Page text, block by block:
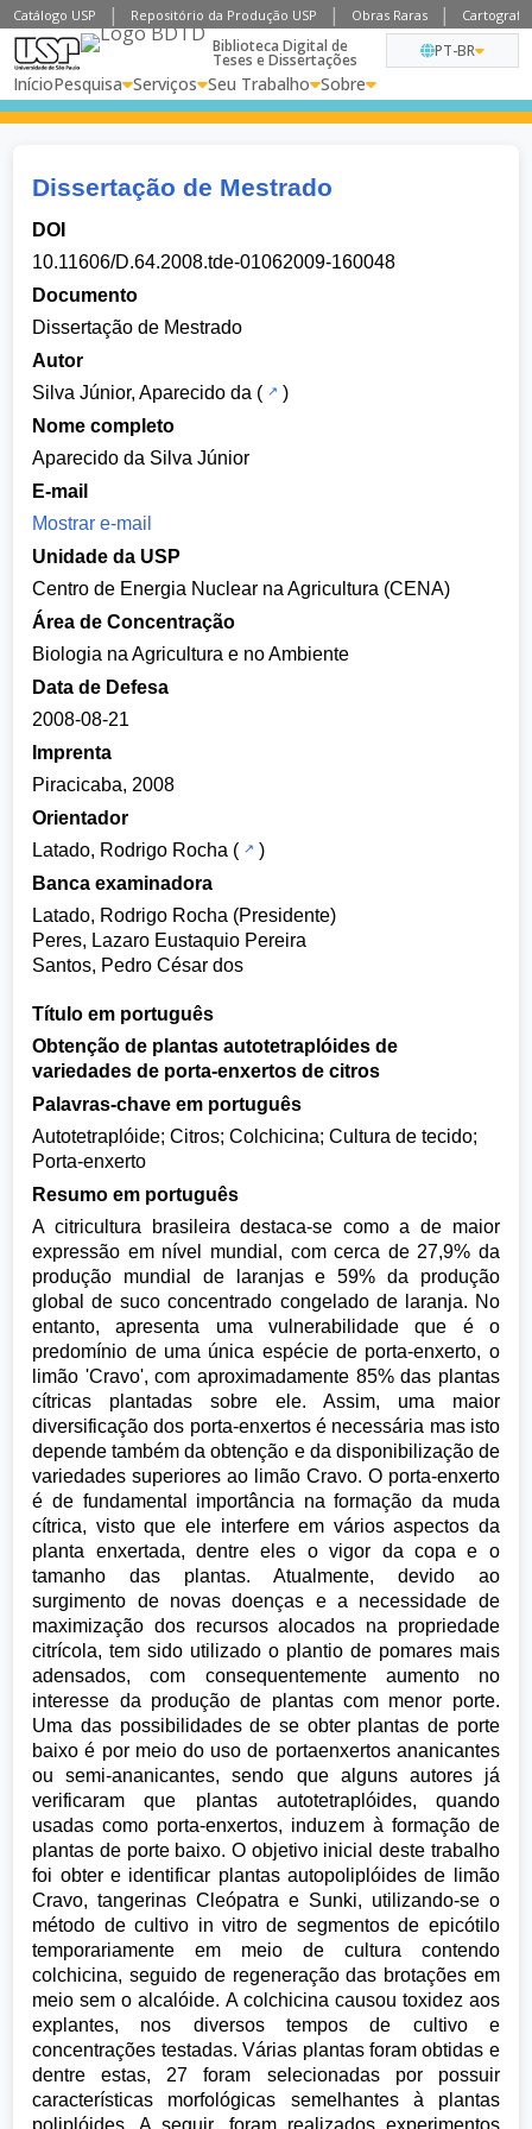
Catálogo USP Repositório da Produção USP Obras Raras
Biblioteca Digital de
Teses e Dissertações
InícioPesquisa Serviços Seu Trabalho Sobre
PT-BR
Dissertação de Mestrado
DOI
10.11606/D.64.2008.tde-01062009-160048
Documento
Dissertação de Mestrado
Autor
Silva Júnior, Aparecido da (
)
Nome completo
Aparecido da Silva Júnior
E-mail
Mostrar e-mail
Unidade da USP
Centro de Energia Nuclear na Agricultura (CENA)
Área de Concentração
Biologia na Agricultura e no Ambiente
Data de Defesa
2008-08-21
Imprenta
Piracicaba, 2008
Orientador
Latado, Rodrigo Rocha (
)
Banca examinadora
Latado, Rodrigo Rocha (Presidente)
Peres, Lazaro Eustaquio Pereira
Santos, Pedro César dos
Título em português
Obtenção de plantas autotetraplóides de
variedades de porta-enxertos de citros
Palavras-chave em português
Autotetraplóide; Citros; Colchicina; Cultura de tecido;
Porta-enxerto
Resumo em português
A citricultura brasileira destaca-se como a de maior
expressão em nível mundial, com cerca de 27,9% da
produção mundial de laranjas e 59% da produção
global de suco concentrado congelado de laranja. No
entanto, apresenta uma vulnerabilidade que é o
predomínio de uma única espécie de porta-enxerto, o
limão 'Cravo', com aproximadamente 85% das plantas
cítricas plantadas sobre ele. Assim, uma maior
diversificação dos porta-enxertos é necessária mas isto
depende também da obtenção e da disponibilização de
variedades superiores ao limão Cravo. O porta-enxerto
é de fundamental importância na formação da muda
cítrica, visto que ele interfere em vários aspectos da
planta enxertada, dentre eles o vigor da copa e o
tamanho das plantas. Atualmente, devido ao
surgimento de novas doenças e a necessidade de
maximização dos recursos alocados na propriedade
citrícola, tem sido utilizado o plantio de pomares mais
adensados, com consequentemente aumento no
interesse da produção de plantas com menor porte.
Uma das possibilidades de se obter plantas de porte
baixo é por meio do uso de portaenxertos ananicantes
ou semi-ananicantes, sendo que alguns autores já
verificaram que plantas autotetraplóides, quando
usadas como porta-enxertos, induzem à formação de
plantas de porte baixo. O objetivo inicial deste trabalho
foi obter e identificar plantas autopoliplóides de limão
Cravo, tangerinas Cleópatra e Sunki, utilizando-se o
método de cultivo in vitro de segmentos de epicótilo
temporariamente em meio de cultura contendo
colchicina, seguido de regeneração das brotações em
meio sem o alcalóide. A colchicina causou toxidez aos
explantes, nos diversos tempos de cultivo e
concentrações testadas. Várias plantas foram obtidas e
dentre estas, 27 foram selecionadas por possuir
características morfológicas semelhantes à plantas
poliplóides. A seguir, foram realizados experimentos